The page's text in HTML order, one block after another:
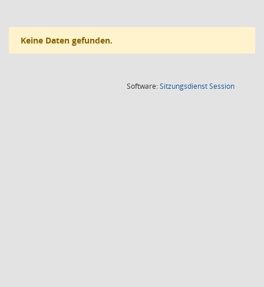
Keine Daten gefunden.
Software:SitzungsdienstSession(Wird in